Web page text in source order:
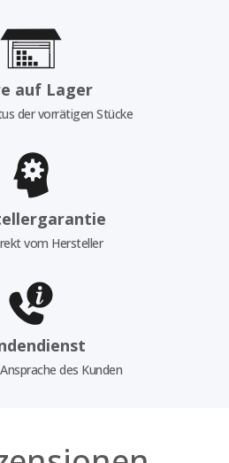
auf Lager
der vorrätigen Stücke
vom Hersteller
des Kunden